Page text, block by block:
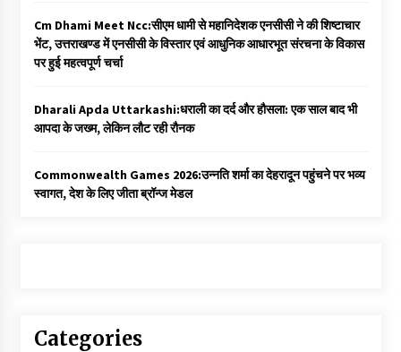
Cm Dhami Meet Ncc:सीएम धामी से महानिदेशक एनसीसी ने की शिष्टाचार
भेंट, उत्तराखण्ड में एनसीसी के विस्तार एवं आधुनिक आधारभूत संरचना के विकास
पर हुई महत्वपूर्ण चर्चा
Dharali Apda Uttarkashi:धराली का दर्द और हौसला: एक साल बाद भी
आपदा के जख्म, लेकिन लौट रही रौनक
Commonwealth Games 2026:उन्नति शर्मा का देहरादून पहुंचने पर भव्य
स्वागत, देश के लिए जीता ब्रॉन्ज मेडल
Categories